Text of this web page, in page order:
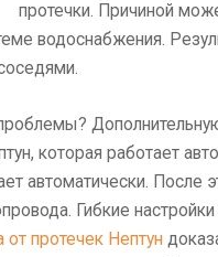
протечки. Причиной
водоснабжения.
которая работает
автоматически. После
Гибкие
от протечек Нептун